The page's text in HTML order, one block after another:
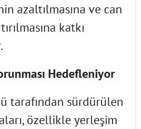
azaltılmasına ve can
katkı
Hedefleniyor
tarafından sürdürülen
özellikle yerleşim